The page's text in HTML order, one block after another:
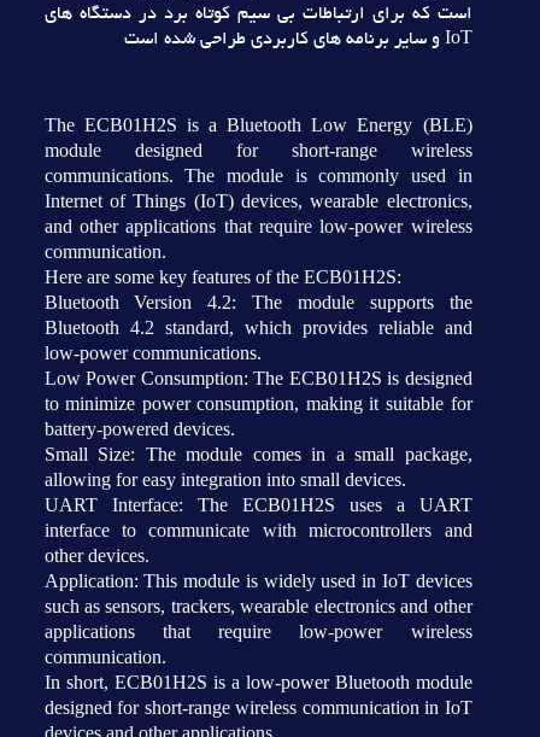
است که براي ارتباطات بي سيم کوتاه برد در دستگاه هاي
IoT و ساير برنامه هاي کاربردي طراحي شده است
The ECB01H2S is a Bluetooth Low Energy (BLE)
module designed for short-range wireless
communications. The module is commonly used in
Internet of Things (IoT) devices, wearable electronics,
and other applications that require low-power wireless
communication.
Here are some key features of the ECB01H2S:
Bluetooth Version 4.2: The module supports the
Bluetooth 4.2 standard, which provides reliable and
low-power communications.
Low Power Consumption: The ECB01H2S is designed
to minimize power consumption, making it suitable for
battery-powered devices.
Small Size: The module comes in a small package,
allowing for easy integration into small devices.
UART Interface: The ECB01H2S uses a UART
interface to communicate with microcontrollers and
other devices.
Application: This module is widely used in IoT devices
such as sensors, trackers, wearable electronics and other
applications that require low-power wireless
communication.
In short, ECB01H2S is a low-power Bluetooth module
designed for short-range wireless communication in IoT
devices and other applications.